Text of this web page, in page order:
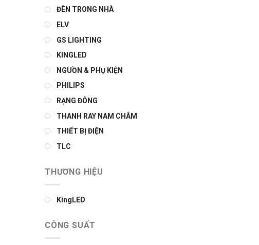
ĐÈN TRONG NHÀ
ELV
GS LIGHTING
KINGLED
NGUỒN & PHỤ KIỆN
PHILIPS
RẠNG ĐÔNG
THANH RAY NAM CHÂM
THIẾT BỊ ĐIỆN
TLC
THƯƠNG HIỆU
KingLED
CÔNG SUẤT